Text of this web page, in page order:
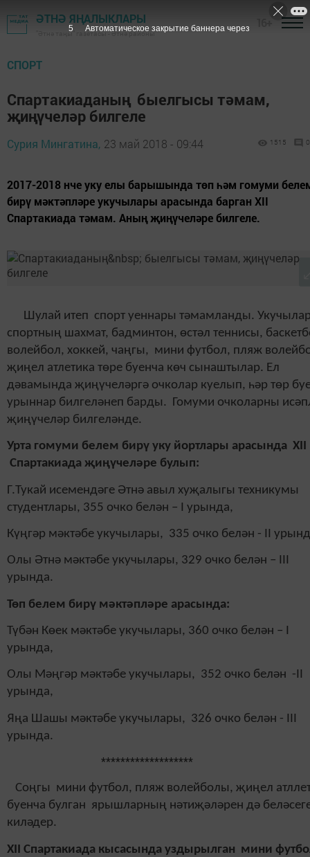
ӘТНӘ ЯҢАЛЫКЛАРЫ
"Әтнә таңы" газетасы - Әтнә районы
СПОРТ
Спартакиаданың быелгысы тәмам,
җиңүчеләр билгеле
Сурия Мингатина, 23 май 2018 - 09:44 1515 0
2017-2018 нче уку елы барышында төп һәм гомуми
бирү мәктәпләре укучылары арасында барган XII
Спартакиада тәмам. Аның җиңүчеләре билгеле.
Шулай итеп спорт уеннары тәмамланды.
спортның шахмат, бадминтон, өстәл теннисы,
волейбол, хоккей, чаңгы, мини футбол, пляж
җиңел атлетика төре буенча көч сынаштылар. Ел
дәвамында җиңүчеләргә очколар куелып, һәр төр
урыннар билгеләнеп барды. Гомуми очколарны
җиңүчеләр билгеләнде.
Урта гомуми белем бирү уку йортлары арасында XII
Спартакиада җиңүчеләре булып:
Г.Тукай исемендәге Әтнә авыл хуҗалыгы техникумы
студентлары, 355 очко белән – I урында,
Күңгәр мәктәбе укучылары, 335 очко белән - II
Олы Әтнә мәктәбе укучылары, 329 очко белән – III
урында.
Төп белем бирү мәктәпләре арасында:
Түбән Көек мәктәбе укучылары, 360 очко белән – I
урында,
Олы Мәңгәр мәктәбе укучылары, 352 очко белән -II
урында,
Яңа Шашы мәктәбе укучылары, 326 очко белән - III
урында.
*******************
Соңгы мини футбол, пляж волейболы, җиңел
буенча булган ярышларның нәтиҗәләрен дә
киләдер.
XII Спартакиада кысасында уздырылган мини
3 Автоматическое закрытие баннера через